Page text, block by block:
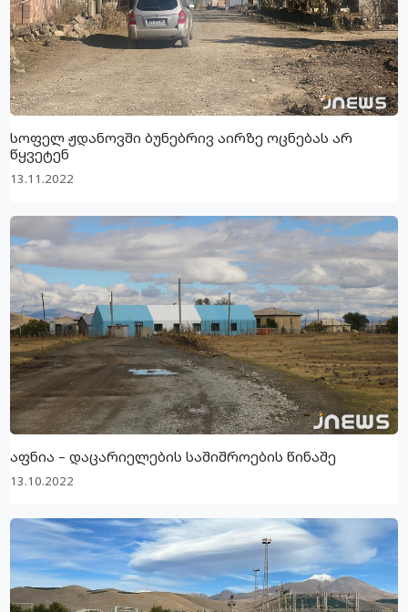
სოფელ ჟდანოვში ბუნებრივ აირზე ოცნებას არ
წყვეტენ
13.11.2022
აფნია – დაცარიელების საშიშროების წინაშე
13.10.2022